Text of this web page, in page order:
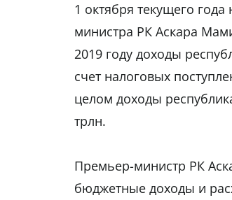
1 октября текущего
министра РК Аскара
2019 году доходы
счет налоговых
целом доходы
трлн.
Премьер-министр РК
бюджетные доходы и